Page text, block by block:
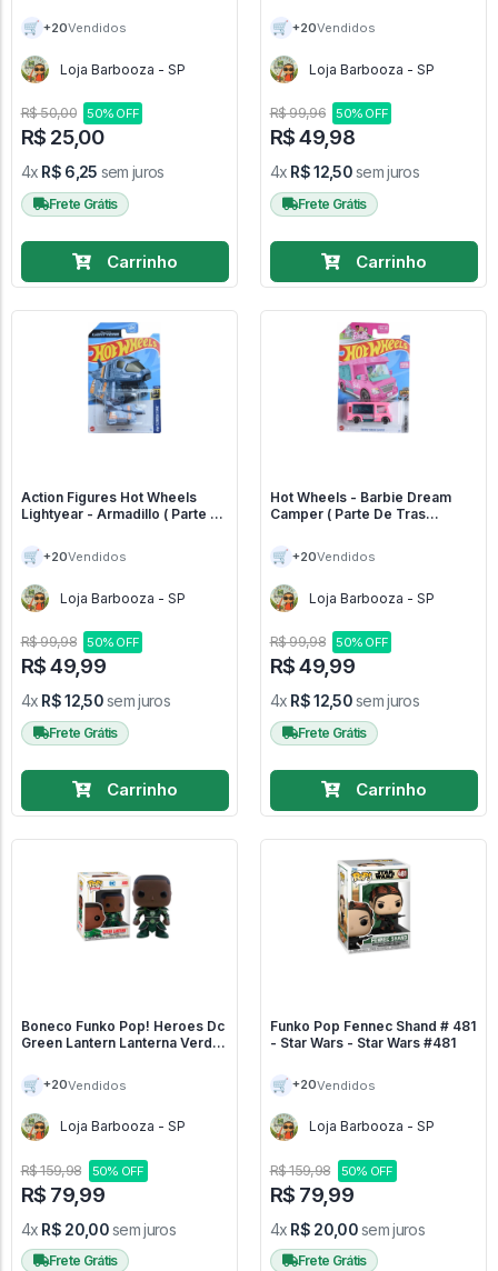
🛒 +20Vendidos
Loja Barbooza - SP
R$ 50,00 50% OFF
R$ 25,00
4x R$ 6,25 sem juros
Frete Grátis
Carrinho
Knight Rider
🛒 +20Vendidos
Loja Barbooza - SP
R$ 99,96 50% OFF
R$ 49,98
4x R$ 12,50sem juros
Frete Grátis
Carrinho
Action Figures Hot Wheels
Lightyear - Armadillo ( Parte De
Lightyear
🛒 +20Vendidos
Loja Barbooza - SP
R$ 99,98 50% OFF
R$ 49,99
4x R$ 12,50sem juros
Frete Grátis
Carrinho
Hot Wheels - Barbie Dream
Camper ( Parte De Tras
🛒 +20Vendidos
Loja Barbooza - SP
R$ 99,98 50% OFF
R$ 49,99
4x R$ 12,50sem juros
Frete Grátis
Carrinho
Boneco Funko Pop! Heroes Dc
Green Lantern Lanterna Verde
🛒 +20Vendidos
Loja Barbooza - SP
R$ 159,98 50% OFF
R$ 79,99
4x R$ 20,00sem juros
Frete Grátis
Funko Pop Fennec Shand # 481
- Star Wars - Star Wars #481
🛒 +20Vendidos
Loja Barbooza - SP
R$ 159,98 50% OFF
R$ 79,99
4x R$ 20,00sem juros
Frete Grátis